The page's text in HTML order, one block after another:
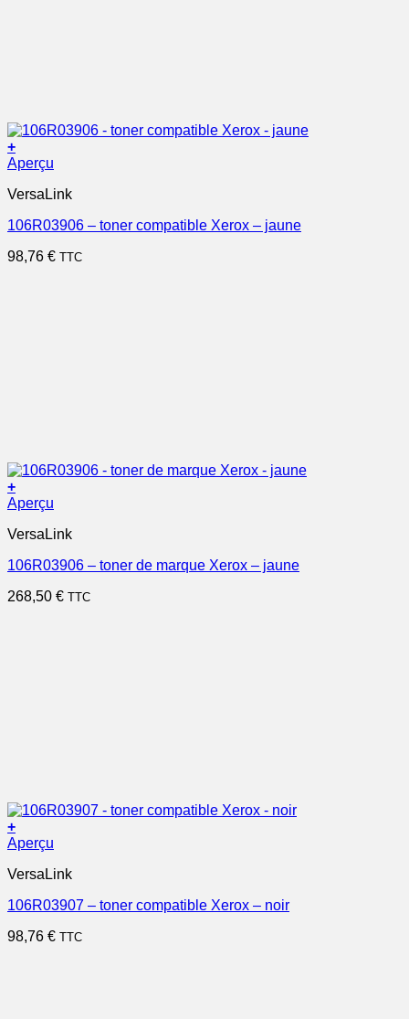
+
Aperçu
VersaLink
106R03906 – toner compatible Xerox – jaune
98,76 € TTC
+
Aperçu
VersaLink
106R03906 – toner de marque Xerox – jaune
268,50 € TTC
+
Aperçu
VersaLink
106R03907 – toner compatible Xerox – noir
98,76 € TTC